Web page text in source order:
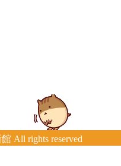
All rights reserved